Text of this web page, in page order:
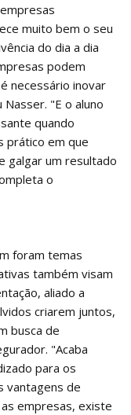
muito bem o seu
do dia a dia
podem
necessário inovar
"E o aluno
quando
prático em que
galgar um resultado
o
foram temas
também visam
aliado a
criarem juntos,
busca de
"Acaba
para os
vantagens de
empresas, existe